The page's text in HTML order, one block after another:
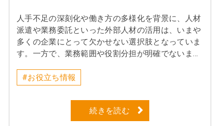
経験者が販売職で感じやすいギャップと、その壁を
乗り越えるために大切な考え方についてご紹介しま
す。 ２ 接客と販売はつながっているが、同じでは
ない まずは「接客」と「販売」の違いについて考え
タッフやホテルスタッフ、客室乗務員などを思い浮
かべる方が多いでしょう。一方で販売職は、アパレ
的です。どちらもお客様とコミュニケーションを取
る仕事ですが、下記のようにお客様が来店する目的
人手不足の深刻化や働き方の多様化を背景に、人材
派遣や業務委託といった外部人材の活用は、いまや
多くの企業にとって欠かせない選択肢となっていま
す。一方で、業務範囲や役割分担が明確でないまま
認識のずれが生じやすく、トラブルに発展するとい
った課題が、派遣・業務委託をめぐる問題として指
摘されているのも事実です。こうした問題の多く
は、制度そのものに原因があるというよりも、業務
内容や企業との関係性に対して、適切でない形態が
#お役立ち情報
続きを読む